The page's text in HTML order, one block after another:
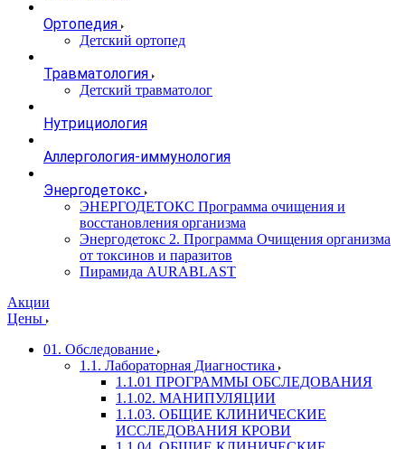
Ортопедия
Детский ортопед
Травматология
Детский травматолог
Нутрициология
Аллергология-иммунология
Энергодетокс
ЭНЕРГОДЕТОКС Программа очищения и
восстановления организма
Энергодетокс 2. Программа Очищения организма
от токсинов и паразитов
Пирамида AURABLAST
Акции
Цены
01. Обследование
1.1. Лабораторная Диагностика
1.1.01 ПРОГРАММЫ ОБСЛЕДОВАНИЯ
1.1.02. МАНИПУЛЯЦИИ
1.1.03. ОБЩИЕ КЛИНИЧЕСКИЕ
ИССЛЕДОВАНИЯ КРОВИ